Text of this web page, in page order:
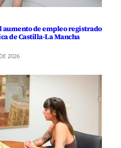
de empleo registrado
de Castilla-La Mancha
2026